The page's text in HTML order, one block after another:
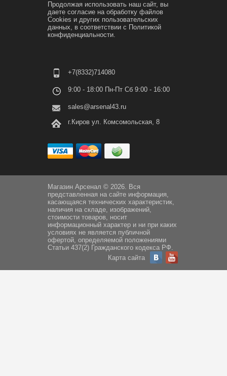
Продолжая использовать наш сайт, вы
даете согласие на обработку файлов
Cookies и других пользовательских
данных, в соответствии с Политикой
конфиденциальности.
+7(8332)714080
9:00 - 18:00 Пн-Пт Сб 9:00 - 16:00
sales@arsenal43.ru
г.Киров ул. Комсомольская, 8
Магазин Арсенал © 2026. Вся
представленная на сайте информация,
касающаяся технических характеристик,
наличия на складе, изображений,
стоимости товаров, носит
информационный характер и ни при каких
условиях не является публичной
офертой, определяемой положениями
Статьи 437(2) Гражданского кодекса РФ.
Карта сайта